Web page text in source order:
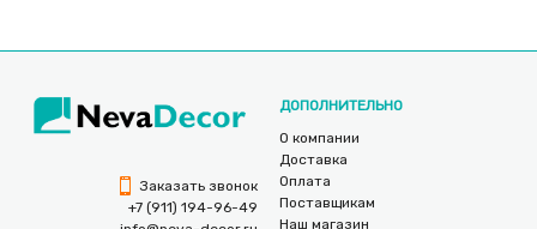
Заказать звонок
+7 (911) 194-96-49
ДОПОЛНИТЕЛЬНО
О компании
Доставка
Оплата
Поставщикам
Наш магазин